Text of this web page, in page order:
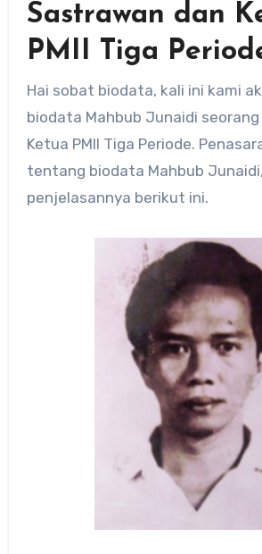
Sastrawan dan
PMII Tiga
Hai sobat biodata, kali ini kami akan bagikan
biodata Mahbub Junaidi
Ketua PMII Tiga Periode.
tentang biodata Mahbub
penjelasannya berikut ini.